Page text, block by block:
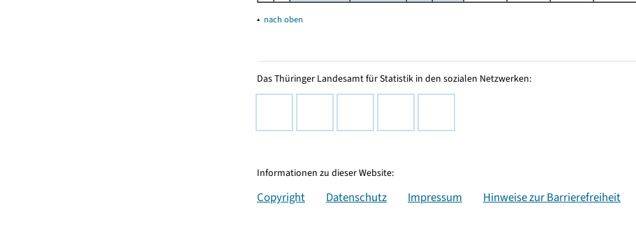
▴ nach oben
Das Thüringer Landesamt für Statistik in den sozialen Netzwerken:
Informationen zu dieser Website:
Copyright Datenschutz Impressum Hinweise zur Barrierefreiheit